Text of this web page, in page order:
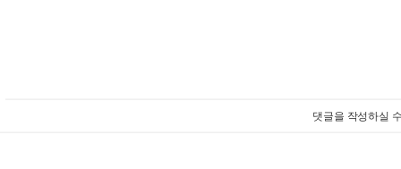
댓글을 작성하실